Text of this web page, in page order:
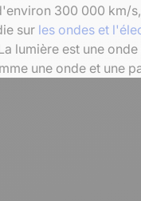
300 000 km/
sur les ondes et
lumière est une
une onde et une